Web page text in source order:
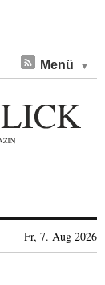
Menü
Fr, 7. Aug 2026